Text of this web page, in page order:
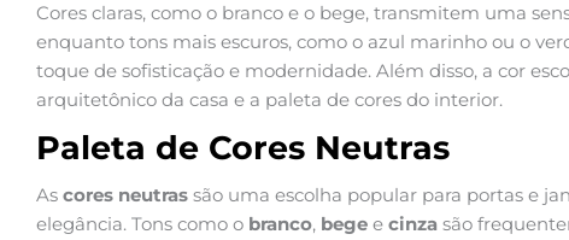
Cores claras, como o branco e o bege, transmitem uma
enquanto tons mais escuros, como o azul marinho ou o
toque de sofisticação e modernidade. Além disso, a cor
arquitetônico da casa e a paleta de cores do interior.
Paleta de Cores Neutras
As cores neutras são uma escolha popular para portas e
elegância. Tons como o branco, bege e cinza são